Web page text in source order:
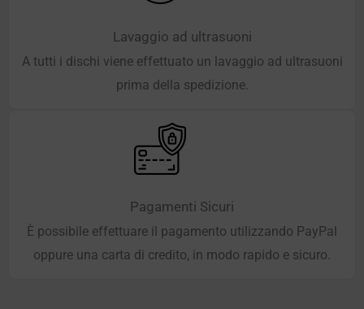
Lavaggio ad ultrasuoni
A tutti i dischi viene effettuato un lavaggio ad ultrasuoni
prima della spedizione.
Pagamenti Sicuri
È possibile effettuare il pagamento utilizzando PayPal
oppure una carta di credito, in modo rapido e sicuro.